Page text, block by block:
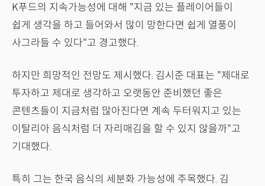
K푸드의 지속가능성에 대해 "지금 있는 플레이어들이
쉽게 생각을 하고 들어와서 많이 망한다면 쉽게 열풍이
사그라들 수 있다"고 경고했다.
하지만 희망적인 전망도 제시했다. 김시준 대표는 "제대로
투자하고 제대로 생각하고 오랫동안 준비했던 좋은
콘텐츠들이 지금처럼 많아진다면 계속 두터워지고 있는
이탈리아 음식처럼 더 자리매김을 할 수 있지 않을까"고
기대했다.
특히 그는 한국 음식의 세분화 가능성에 주목했다. 김